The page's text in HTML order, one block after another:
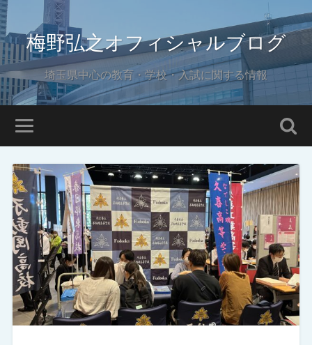
梅野弘之オフィシャルブログ
埼玉県中心の教育・学校・入試に関する情報